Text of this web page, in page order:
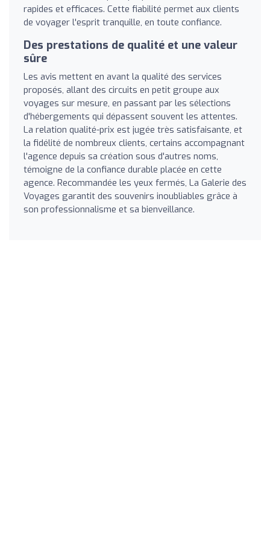
rapides et efficaces. Cette fiabilité permet aux clients
de voyager l'esprit tranquille, en toute confiance.
Des prestations de qualité et une valeur
sûre
Les avis mettent en avant la qualité des services
proposés, allant des circuits en petit groupe aux
voyages sur mesure, en passant par les sélections
d'hébergements qui dépassent souvent les attentes.
La relation qualité-prix est jugée très satisfaisante, et
la fidélité de nombreux clients, certains accompagnant
l'agence depuis sa création sous d'autres noms,
témoigne de la confiance durable placée en cette
agence. Recommandée les yeux fermés, La Galerie des
Voyages garantit des souvenirs inoubliables grâce à
son professionnalisme et sa bienveillance.